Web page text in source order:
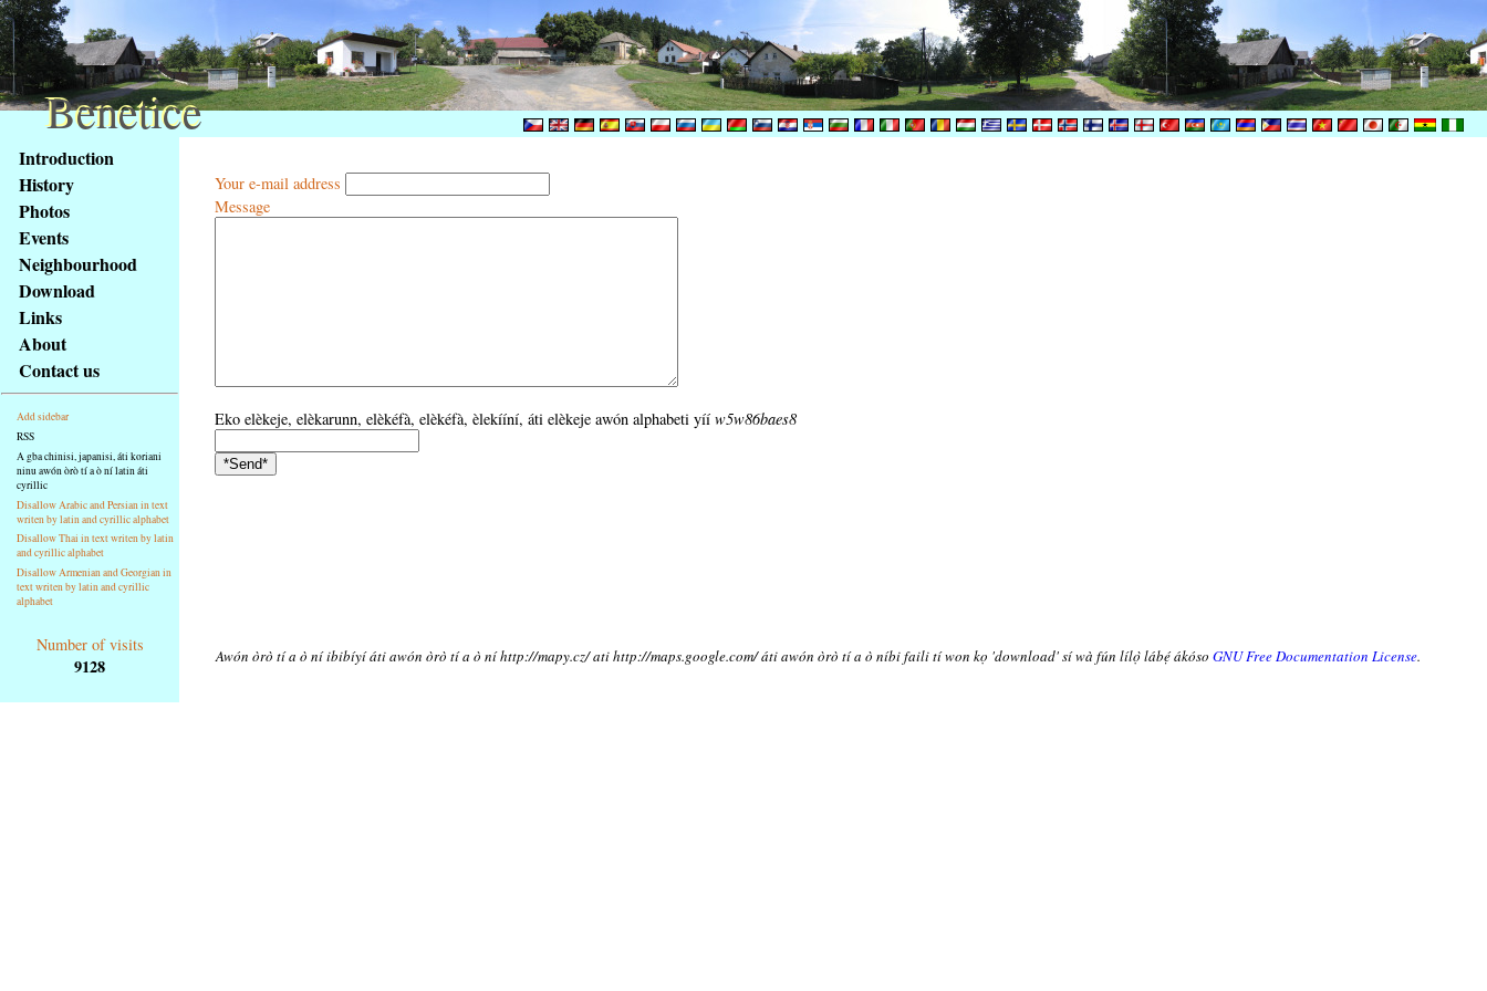
obsah
stránky
Klávesové
zkratky
tomto
webu
základní
Hlavní
strana
Introduction
History
Photos
Events
Neighbourhood
Download
Links
About
Contact us
Add sidebar
RSS
A gba chinisi, japanisi, áti koriani
ninu awón òrò tí a ò ní latin áti
cyrillic
Disallow Arabic and Persian in text
writen by latin and cyrillic alphabet
Disallow Thai in text writen by latin
and cyrillic alphabet
Disallow Armenian and Georgian in
text writen by latin and cyrillic
alphabet
Your e-mail address
Message
Eko elèkeje, elèkarunn, elèkéfà, elèkéfà, èlekííní, áti elèkeje awón alphabeti yíí w5w86baes8
Number of visits
9128 Awón òrò tí a ò ní ibibíyí áti awón òrò tí a ò ní http://mapy.cz/ ati http://maps.google.com/ áti awón òrò tí a ò níbi faili tí won kọ 'download' sí wà fún lílọ̀ lábẹ́ ákóso GNU Free Documentation License.
Benetice
Benetice